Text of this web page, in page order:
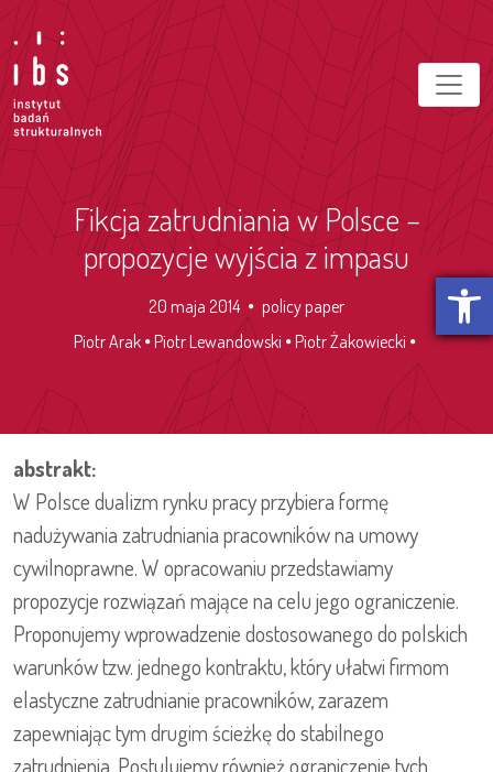
Otwórz
Fikcja zatrudniania w Polsce –
propozycje wyjścia z impasu
20 maja 2014
policy paper
Piotr Arak Piotr Lewandowski Piotr Żakowiecki
abstrakt:
W Polsce dualizm rynku pracy przybiera formę
nadużywania zatrudniania pracowników na umowy
cywilnoprawne. W opracowaniu przedstawiamy
propozycje rozwiązań mające na celu jego ograniczenie.
Proponujemy wprowadzenie dostosowanego do polskich
warunków tzw. jednego kontraktu, który ułatwi firmom
elastyczne zatrudnianie pracowników, zarazem
zapewniając tym drugim ścieżkę do stabilnego
zatrudnienia. Postulujemy również ograniczenie tych